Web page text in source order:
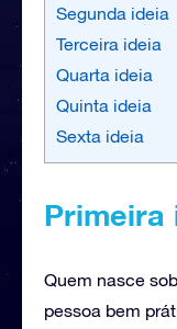
Segunda ideia
Terceira ideia
Quarta ideia
Quinta ideia
Sexta ideia
Primeira
Quem nasce
pessoa bem